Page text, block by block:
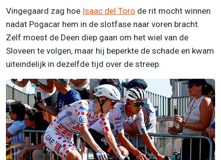
Vingegaard zag hoe Isaac del Toro de rit mocht winnen
nadat Pogacar hem in de slotfase naar voren bracht.
Zelf moest de Deen diep gaan om het wiel van de
Sloveen te volgen, maar hij beperkte de schade en kwam
uiteindelijk in dezelfde tijd over de streep.